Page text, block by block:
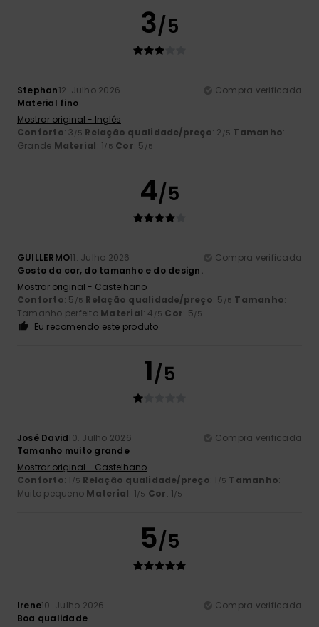
3/5
Stephan12. Julho 2026
Compra verificada
Material fino
Mostrar original - Inglês
Conforto: 3 /5 Relação qualidade/preço: 2 /5 Tamanho:
Grande Material: 1 /5 Cor: 5 /5
4/5
GUILLERMO11. Julho 2026
Compra verificada
Gosto da cor, do tamanho e do design.
Mostrar original - Castelhano
Conforto: 5 /5 Relação qualidade/preço: 5 /5 Tamanho:
Tamanho perfeito Material: 4 /5 Cor: 5 /5
Eu recomendo este produto
1/5
José David10. Julho 2026
Compra verificada
Tamanho muito grande
Mostrar original - Castelhano
Conforto: 1 /5 Relação qualidade/preço: 1 /5 Tamanho:
Muito pequeno Material: 1 /5 Cor: 1 /5
5/5
Irene10. Julho 2026
Compra verificada
Boa qualidade